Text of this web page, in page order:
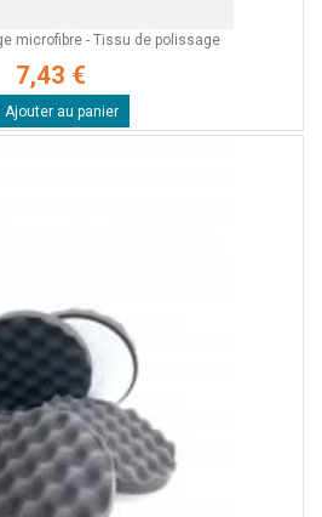
microfibre - Tissu de polissage
7,43 €
Ajouter au panier